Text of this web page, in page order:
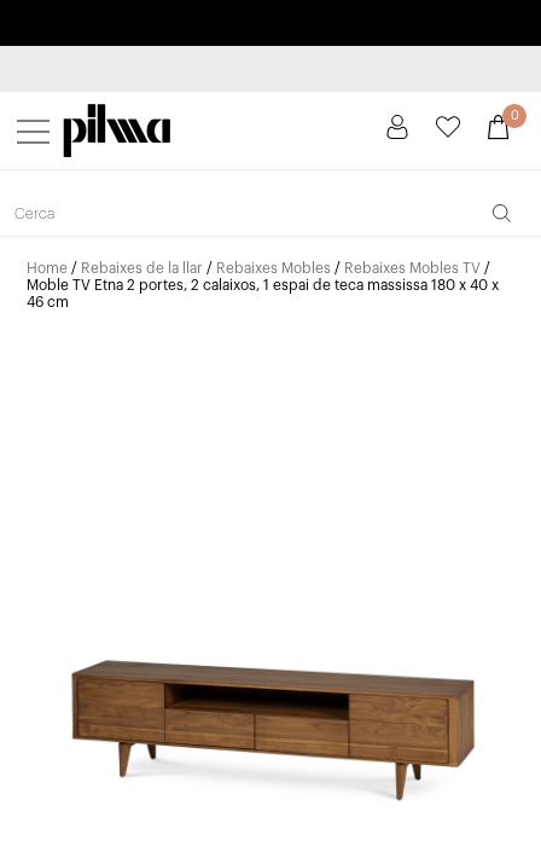
pilma 0
Home / Rebaixes de la llar / Rebaixes Mobles / Rebaixes Mobles TV /
Moble TV Etna 2 portes, 2 calaixos, 1 espai de teca massissa 180 x 40 x
46 cm